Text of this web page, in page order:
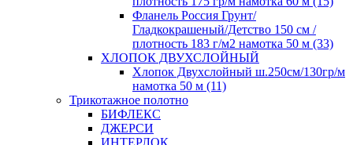
Фланель Россия Грунт/
Гладкокрашеный/Детство 150 см /
плотность 183 г/м2 намотка 50 м (33)
ХЛОПОК ДВУХСЛОЙНЫЙ
Хлопок Двухслойный ш.250см/130гр/м
намотка 50 м (11)
Трикотажное полотно
БИФЛЕКС
ДЖЕРСИ
ИНТЕРЛОК